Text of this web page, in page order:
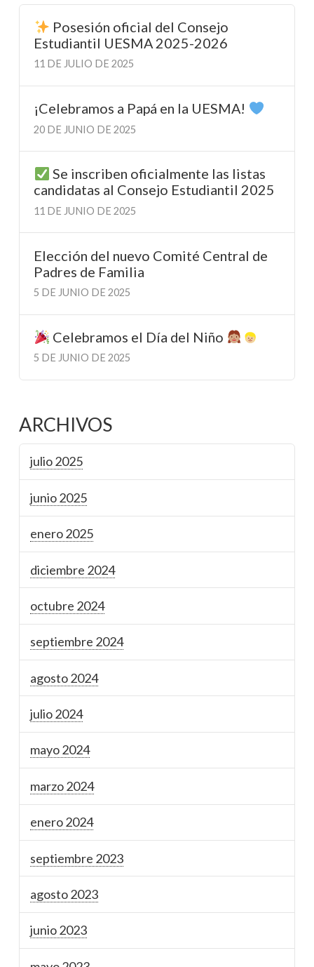
Posesión oficial del Consejo
Estudiantil UESMA 2025-2026
11 DE JULIO DE 2025
¡Celebramos a Papá en la UESMA!
20 DE JUNIO DE 2025
Se inscriben oficialmente las listas
candidatas al Consejo Estudiantil 2025
11 DE JUNIO DE 2025
Elección del nuevo Comité Central de
Padres de Familia
5 DE JUNIO DE 2025
Celebramos el Día del Niño
5 DE JUNIO DE 2025
ARCHIVOS
julio 2025
junio 2025
enero 2025
diciembre 2024
octubre 2024
septiembre 2024
agosto 2024
julio 2024
mayo 2024
marzo 2024
enero 2024
septiembre 2023
agosto 2023
junio 2023